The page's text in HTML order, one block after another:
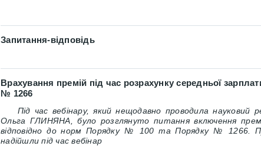
Запитання-відповідь
Врахування премій під час розрахунку середньої
№ 1266
Під час вебінару, який нещодавно проводила науковий
Ольга ГЛИНЯНА, було розглянуто питання включення
відповідно до нормПорядку № 100таПорядку № 1266 .
надійшли під час вебінар